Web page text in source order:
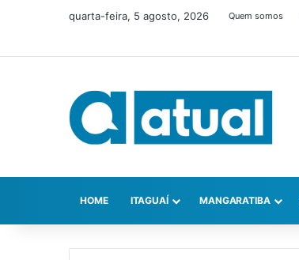
quarta-feira, 5 agosto, 2026 Quem somos
HOME ITAGUAÍ MANGARATIBA